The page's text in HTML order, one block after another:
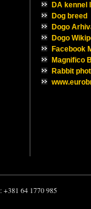
DA kennel
Dog breed
Dogo
Dogo
Facebook
Magnifico
Rabbit
+381 64 1770 985